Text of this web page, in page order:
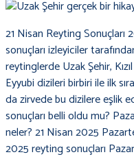
21 Nisan Reyting Sonuçları 2025 Pazartesi günkü reyting
sonuçları izleyiciler
reytinglerde Uzak Şehir,
Eyyubi dizileri birbiri ile ilk
da zirvede bu dizilere eşlik
sonuçları belli oldu mu?
neler? 21 Nisan 2025
2025 reyting sonuçları